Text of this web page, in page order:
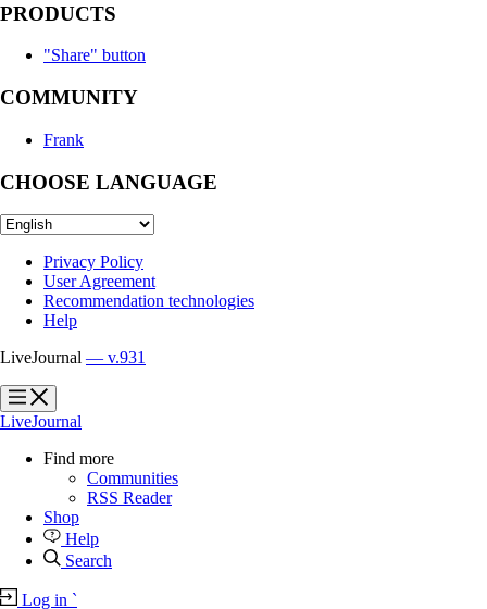
PRODUCTS
"Share" button
COMMUNITY
Frank
CHOOSE LANGUAGE
Privacy Policy
User Agreement
Recommendation technologies
Help
LiveJournal — v.931
?
?
LiveJournal
Find more
Communities
RSS Reader
Shop
Help
Search
Log in `